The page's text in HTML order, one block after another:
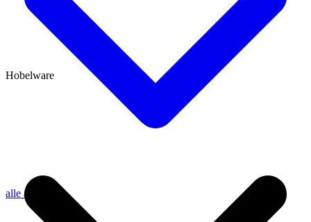
alle anzeigen
Hobelware